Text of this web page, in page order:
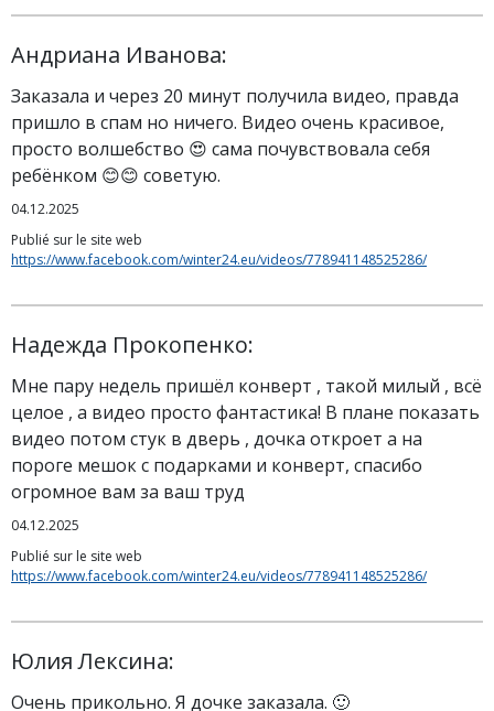
Андриана Иванова:
Заказала и через 20 минут получила видео, правда
пришло в спам но ничего. Видео очень красивое,
просто волшебство 😍 сама почувствовала себя
ребёнком 😊😊 советую.
04.12.2025
Publié sur le site web
https://www.facebook.com/winter24.eu/videos/778941148525286/
Надежда Прокопенко:
Мне пару недель пришёл конверт , такой милый , всё
целое , а видео просто фантастика! В плане показать
видео потом стук в дверь , дочка откроет а на
пороге мешок с подарками и конверт, спасибо
огромное вам за ваш труд
04.12.2025
Publié sur le site web
https://www.facebook.com/winter24.eu/videos/778941148525286/
Юлия Лексина:
Очень прикольно. Я дочке заказала. 🙂